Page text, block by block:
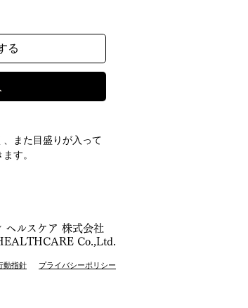
る
また目盛りが入って
す。
の被覆に。シャワーや
ヘルスケア 株式会社
Co.,Ltd.
動指針 プライバシーポリシー